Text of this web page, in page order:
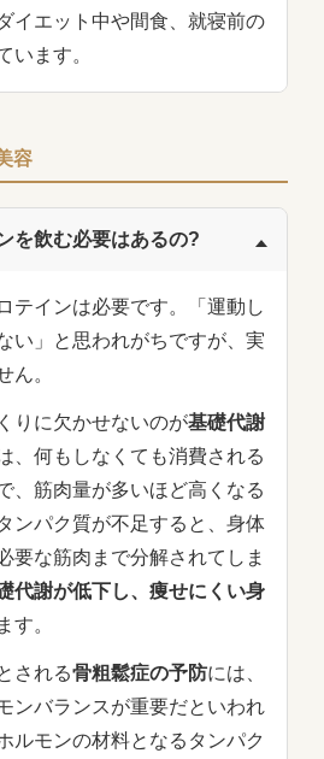
イエット中や間食、就寝前の
います。
容
を飲む必要はあるの?
テインは必要です。「運動し
い」と思われがちですが、実
ん。
りに欠かせないのが基礎代謝
、何もしなくても消費される
、筋肉量が多いほど高くなる
ンパク質が不足すると、身体
要な筋肉まで分解されてしま
代謝が低下し、痩せにくい身
す。
される骨粗鬆症の予防には、
ンバランスが重要だといわれ
ルモンの材料となるタンパク